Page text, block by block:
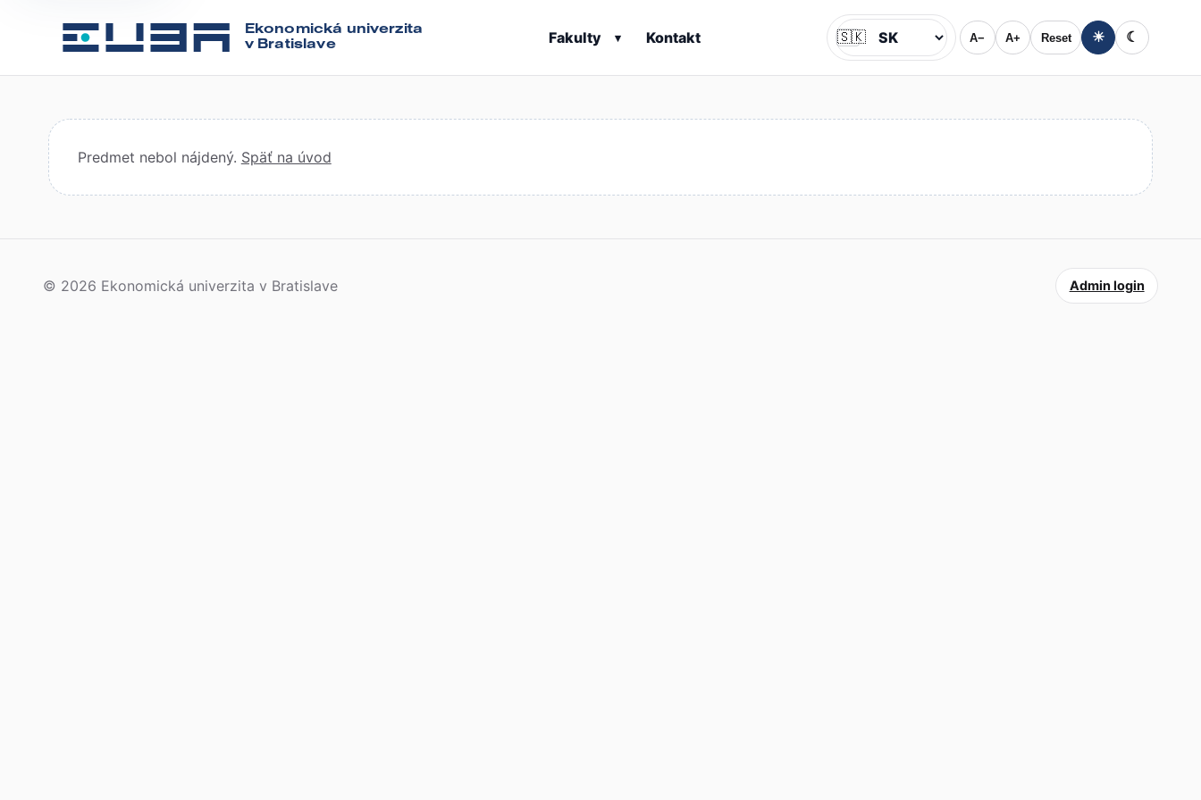
Ekonomická univerzita
v Bratislave
Fakulty ▾ Kontakt Jazyk
🇸🇰 A− A+ Reset ☀ ☾
Predmet nebol nájdený. Späť na úvod
© 2026 Ekonomická univerzita v Bratislave Admin login